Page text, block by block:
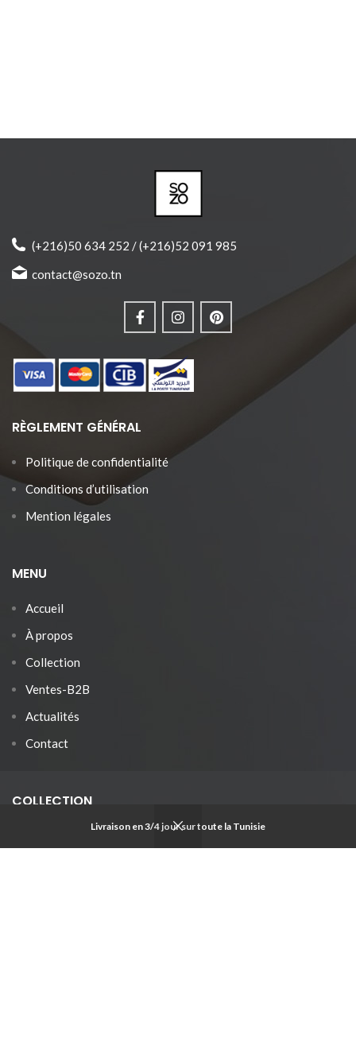
(+216)50 634 252 / (+216)52 091 985
contact@sozo.tn
RÈGLEMENT GÉNÉRAL
Politique de confidentialité
Conditions d’utilisation
Mention légales
MENU
Accueil
À propos
Collection
Ventes-B2B
Actualités
Contact
COLLECTION
Livraison en 3/4 jour sur toute la Tunisie